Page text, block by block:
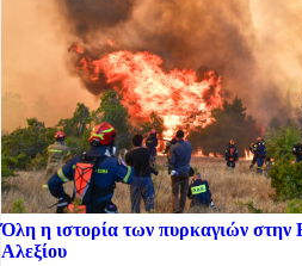
Όλη η ιστορία των πυρκαγιών
Αλεξίου